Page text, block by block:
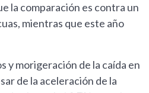
la comparación es contra un
mientras que este año
y morigeración de la caída en
de la aceleración de la